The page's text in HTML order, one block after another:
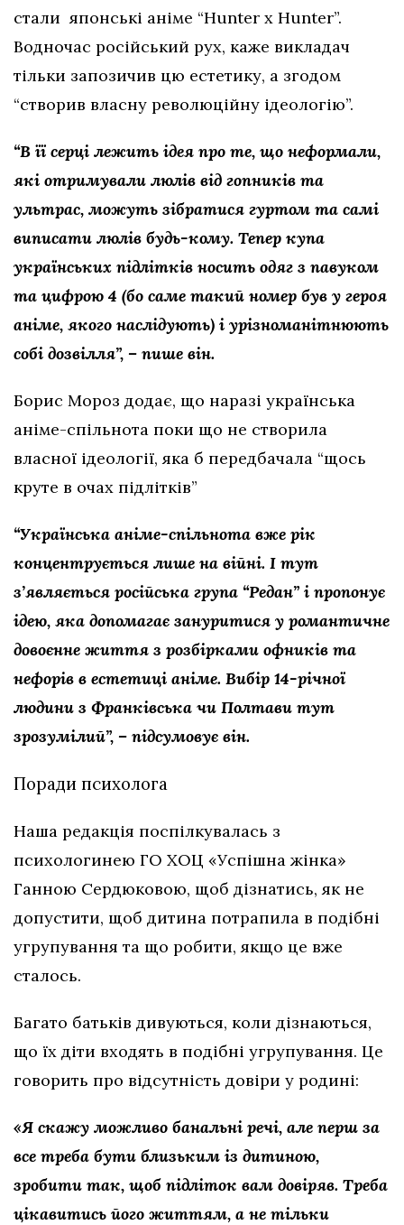
стали японські аніме “Hunter x Hunter”.
Водночас російський рух, каже викладач
тільки запозичив цю естетику, а згодом
“створив власну революційну ідеологію”.
“В її серці лежить ідея про те, що неформали,
які отримували люлів від гопників та
ультрас, можуть зібратися гуртом та самі
виписати люлів будь-кому. Тепер купа
українських підлітків носить одяг з павуком
та цифрою 4 (бо саме такий номер був у героя
аніме, якого наслідують) і урізноманітнюють
собі дозвілля”, – пише він.
Борис Мороз додає, що наразі українська
аніме-спільнота поки що не створила
власної ідеології, яка б передбачала “щось
круте в очах підлітків”
“Українська аніме-спільнота вже рік
концентрується лише на війні. І тут
з’являється російська група “Редан” і пропонує
ідею, яка допомагає зануритися у романтичне
довоєнне життя з розбірками офників та
нефорів в естетиці аніме. Вибір 14-річної
людини з Франківська чи Полтави тут
зрозумілий”, – підсумовує він.
Поради психолога
Наша редакція поспілкувалась з
психологинею ГО ХОЦ «Успішна жінка»
Ганною Сердюковою, щоб дізнатись, як не
допустити, щоб дитина потрапила в подібні
угрупування та що робити, якщо це вже
сталось.
Багато батьків дивуються, коли дізнаються,
що їх діти входять в подібні угрупування. Це
говорить про відсутність довіри у родині:
«Я скажу можливо банальні речі, але перш за
все треба бути близьким із дитиною,
зробити так, щоб підліток вам довіряв. Треба
цікавитись його життям, а не тільки